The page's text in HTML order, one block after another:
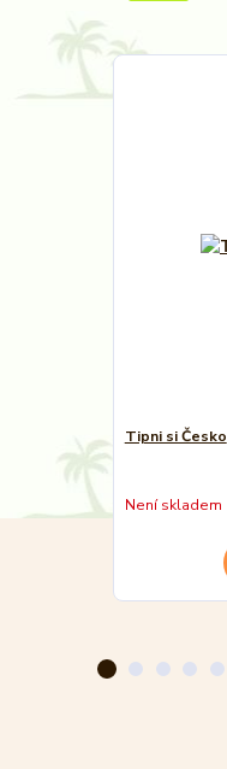
Tipni si Česko
Není skladem